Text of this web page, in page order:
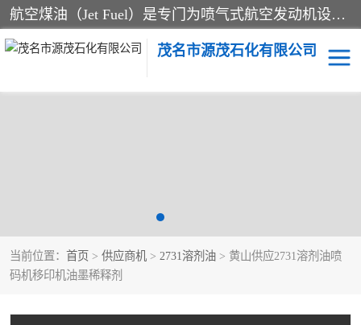
航空煤油（Jet Fuel）是专门为喷气式航空发动机设计的高纯度燃料，主要分为Jet A、Jet A-1和Jet B等类型。其特点是闪点高、低温流动性好，并添加了抗静电剂和抗氧化剂以确保飞行安全。航空煤油需
茂名市源茂石化有限公司
当前位置： 首页 > 供应商机 > 2731溶剂油 > 黄山供应2731溶剂油喷
码机移印机油墨稀释剂
异构烷烃 天然乳胶